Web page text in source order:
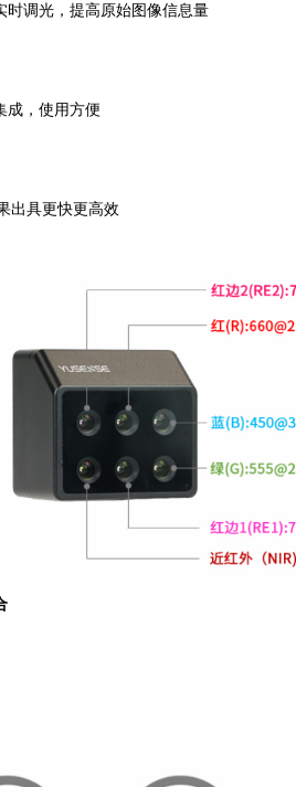
时调光，提高原始图像信息量
成，使用方便
出具更快更高效